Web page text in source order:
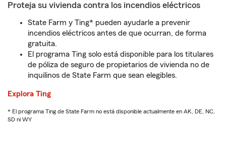
Proteja su vivienda contra los incendios eléctricos
State Farm y Ting* pueden ayudarle a prevenir
incendios eléctricos antes de que ocurran, de forma
gratuita.
El programa Ting solo está disponible para los titulares
de póliza de seguro de propietarios de vivienda no de
inquilinos de State Farm que sean elegibles.
Explora Ting
* El programa Ting de State Farm no está disponible actualmente en AK, DE, NC,
SD ni WY